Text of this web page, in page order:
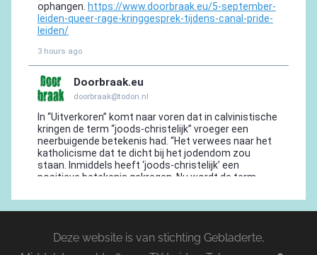
Deze website is van stichting Gebladerte,